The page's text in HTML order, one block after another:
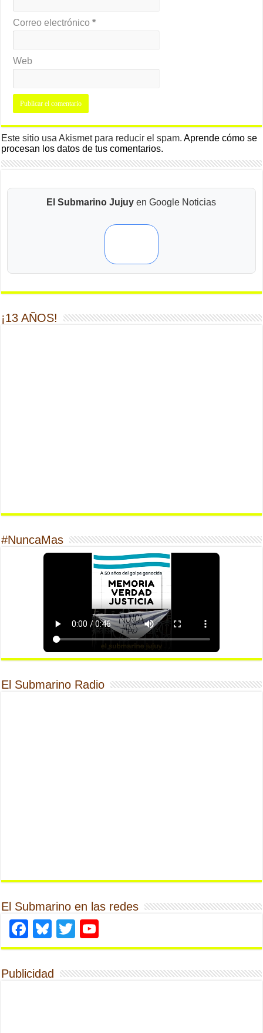
Correo electrónico*
Web
Este sitio usa Akismet para reducir el spam.Aprende cómo se
procesan los datos de tus comentarios.
El Submarino Jujuy en Google Noticias
¡13 AÑOS!
#NuncaMas
El Submarino Radio
El Submarino en las redes
Facebook
Bluesky
Twitter
Publicidad